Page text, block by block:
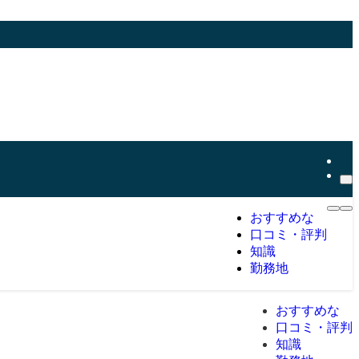
おすすめな
口コミ・評判
知識
勤務地
おすすめな
口コミ・評判
知識